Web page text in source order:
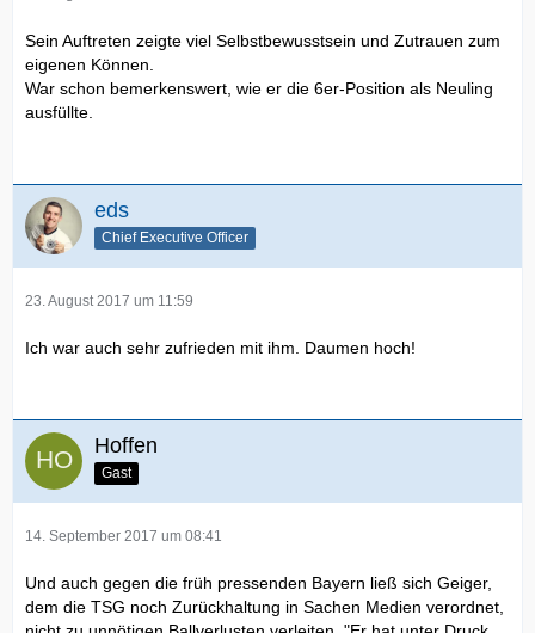
Sein Auftreten zeigte viel Selbstbewusstsein und Zutrauen zum
eigenen Können.
War schon bemerkenswert, wie er die 6er-Position als Neuling
ausfüllte.
eds
Chief Executive Officer
23. August 2017 um 11:59
Ich war auch sehr zufrieden mit ihm. Daumen hoch!
Hoffen
Gast
14. September 2017 um 08:41
Und auch gegen die früh pressenden Bayern ließ sich Geiger,
dem die TSG noch Zurückhaltung in Sachen Medien verordnet,